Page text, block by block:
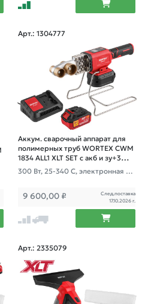
Арт.: 1304777
Аккум. сварочный аппарат для
полимерных труб WORTEX CWM
1834 ALL1 XLT SET с акб и зу+3
насадки
300 Вт, 25-340 C, электронная ре
9 600,00 ₽
След.поставка
17.10.2026 г.
Арт.: 2335079